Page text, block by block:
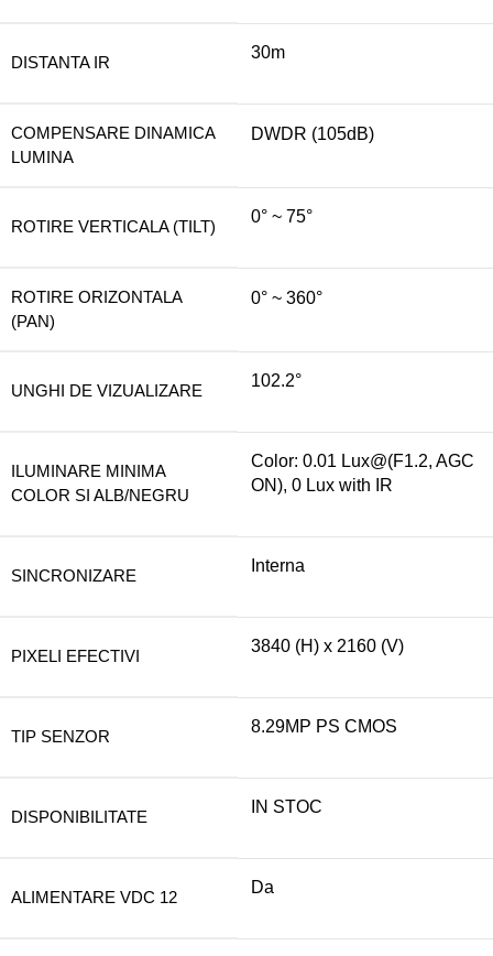
DISTANTA IR
30m
COMPENSARE DINAMICA
LUMINA
DWDR (105dB)
ROTIRE VERTICALA (TILT)
0° ~ 75°
ROTIRE ORIZONTALA
(PAN)
0° ~ 360°
UNGHI DE VIZUALIZARE
102.2°
ILUMINARE MINIMA
COLOR SI ALB/NEGRU
Color: 0.01 Lux@(F1.2, AGC
ON), 0 Lux with IR
SINCRONIZARE
Interna
PIXELI EFECTIVI
3840 (H) x 2160 (V)
TIP SENZOR
8.29MP PS CMOS
DISPONIBILITATE
IN STOC
ALIMENTARE VDC 12
Da